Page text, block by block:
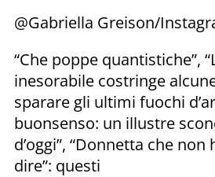
@Gabriella Greison/
“Che poppe quantistiche”,
inesorabile costringe
sparare gli ultimi fuochi
buonsenso: un illustre
d’oggi”, “Donnetta che non
dire”: questi